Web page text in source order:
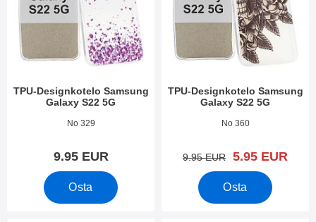
TPU-Designkotelo Samsung
Galaxy S22 5G
Tuote.nro 43146
No 329
9.95 EUR
Osta
TPU-Designkotelo Samsung
Galaxy S22 5G
Tuote.nro 43144
No 360
vanha hinta
9.95 EUR uusi hinta
5.95 EUR
Osta